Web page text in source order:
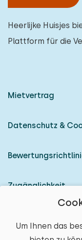
Um Ihnen das
Heerlijke Huisjes
Plattform für die
Mietvertrag
Datenschutz &
Zugänglichkeit